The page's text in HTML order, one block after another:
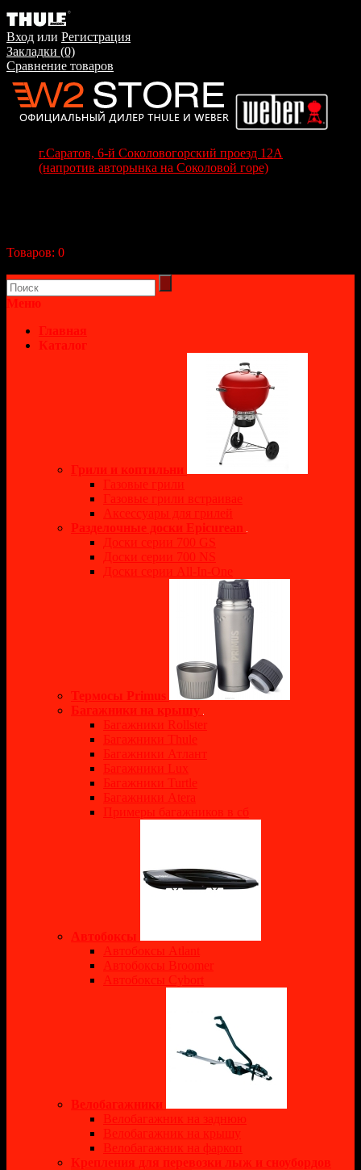
Вход или Регистрация
Закладки (0)
Сравнение товаров
г.Саратов, 6-й Соколовогорский проезд 12А
(напротив авторынка на Соколовой горе)
Товаров: 0
Меню
Главная
Каталог
Грили и коптильни
Газовые грили
Газовые грили встраивае
Аксессуары для грилей
Разделочные доски Epicurean
Доски серии 700 GS
Доски серии 700 NS
Доски серии All-In-One
Термосы Primus
Багажники на крышу
Багажники Rollster
Багажники Thule
Багажники Атлант
Багажники Lux
Багажники Turtle
Багажники Atera
Примеры багажников в сб
Автобоксы
Автобоксы Atlant
Автобоксы Broomer
Автобоксы Cybort
Велобагажники
Велобагажник на заднюю
Велобагажник на крышу
Велобагажник на фаркоп
Крепления для перевозки лыж и сноубордов